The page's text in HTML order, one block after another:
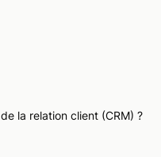
la relation client (CRM) ?